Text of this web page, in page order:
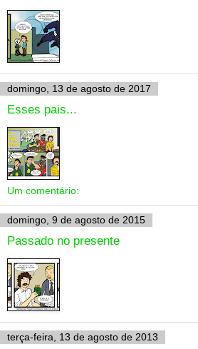
domingo, 13 de agosto de 2017
Esses pais...
Um comentário:
domingo, 9 de agosto de 2015
Passado no presente
terça-feira, 13 de agosto de 2013